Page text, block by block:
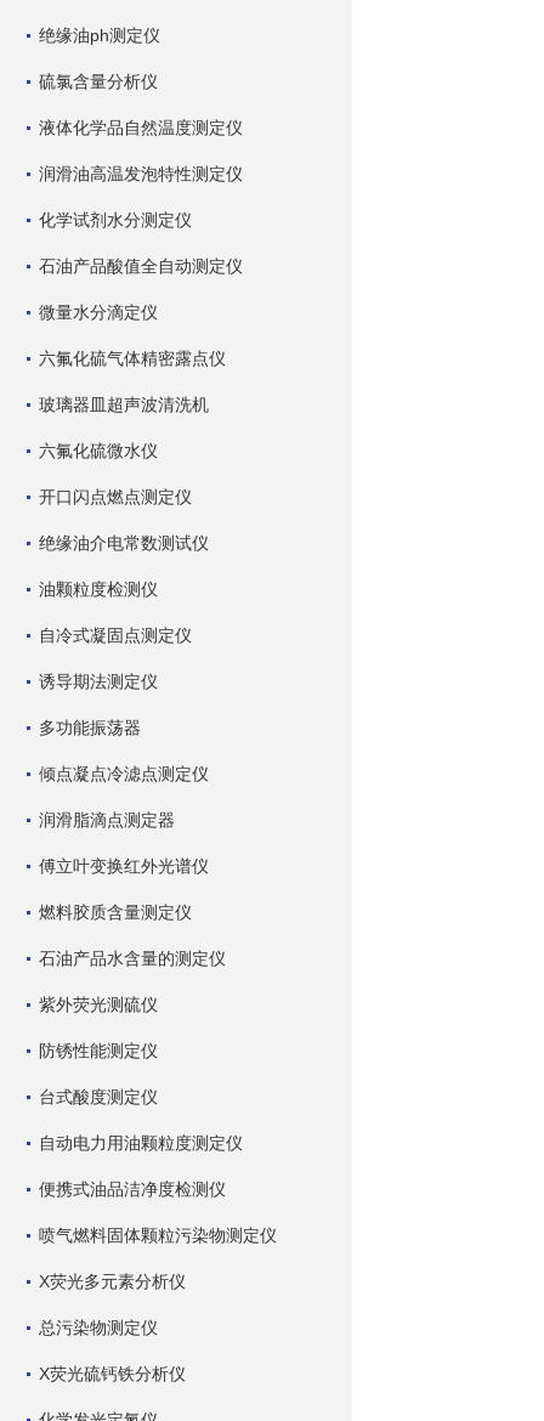
绝缘油ph测定仪
硫氯含量分析仪
液体化学品自然温度测定仪
润滑油高温发泡特性测定仪
化学试剂水分测定仪
石油产品酸值全自动测定仪
微量水分滴定仪
六氟化硫气体精密露点仪
玻璃器皿超声波清洗机
六氟化硫微水仪
开口闪点燃点测定仪
绝缘油介电常数测试仪
油颗粒度检测仪
自冷式凝固点测定仪
诱导期法测定仪
多功能振荡器
倾点凝点冷滤点测定仪
润滑脂滴点测定器
傅立叶变换红外光谱仪
燃料胶质含量测定仪
石油产品水含量的测定仪
紫外荧光测硫仪
防锈性能测定仪
台式酸度测定仪
自动电力用油颗粒度测定仪
便携式油品洁净度检测仪
喷气燃料固体颗粒污染物测定仪
X荧光多元素分析仪
总污染物测定仪
X荧光硫钙铁分析仪